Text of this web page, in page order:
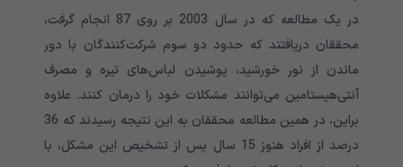
در یک مطالعه که در سال 2003 بر روی 87 انجام گرفت،
محققان دریافتند که حدود دو سوم شرکت‌کنندگان با دور
ماندن از نور خورشید، پوشیدن لباس‌های تیره و مصرف
آنتی‌هیستامین می‌توانند مشکلات خود را درمان کنند. علاوه
براین، در همین مطالعه محققان به این نتیجه رسیدند که 36
درصد از افراد هنوز 15 سال پس از تشخیص این مشکل، با